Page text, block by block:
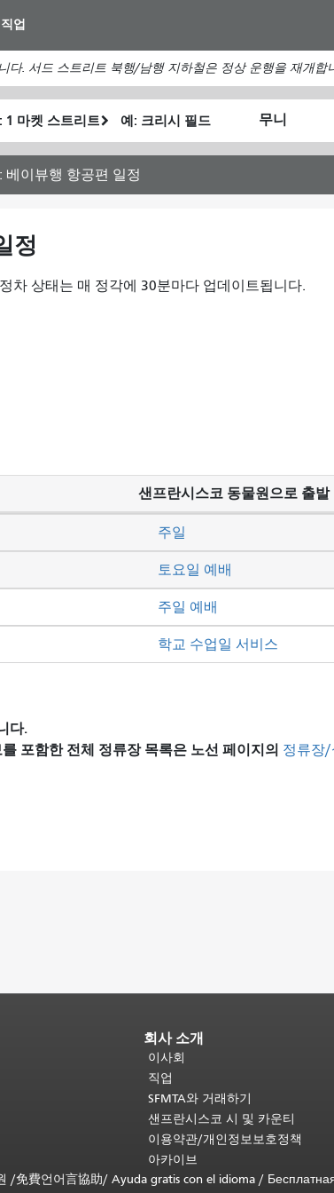
컨
텐
츠
로
건
너
직업
. 서드 스트리트 북행/남행 지하철은 정상 운행을 재개합
위
치
내
가
행
은
베이뷰행 항공편 일정
정
정차 상태는 매 정각에 30분마다 업데이트됩니다.
샌프란시스코 동물원으로 출발
토요일 예배
주일 예배
주일
학교 수업일 서비스
다.
포함한 전체 정류장 목록은 노선 페이지의 정류장/
회사 소개
이사회
직업
SFMTA와 거래하기
샌프란시스코 시 및 카운티
이용약관/개인정보보호정책
아카이브
/免費언어言協助/ Ayuda gratis con el idioma /